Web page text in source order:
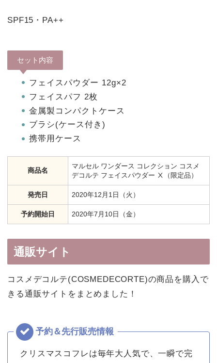
SPF15・PA++
セット内容
フェイスパウダー 12g×2
フェイスパフ 2枚
金属製コンパクトケース
ブラシ(ケース付き)
携帯用ケース
商品名
マルセル ワンダース コレクション コスメ
デコルテ フェイスパウダー Ⅹ（限定品）
発売日 2020年12月1日（火）
予約開始日 2020年7月10日（金）
通販サイト
コスメデコルテ(COSMEDECORTE)の商品を購入で
きる通販サイトをまとめました！
クリスマスコフレは毎年大人気で、一瞬で完